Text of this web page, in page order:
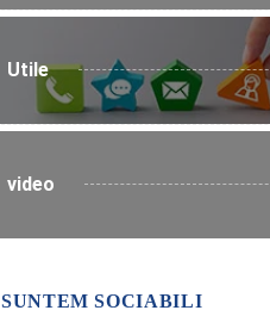
Utile
video
SUNTEM SOCIABILI